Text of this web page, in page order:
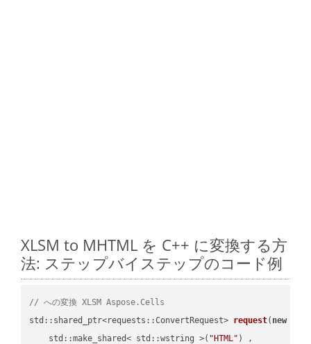
XLSM to MHTML を C++ に変換する方
法: ステップバイステップのコード例
// への変換 XLSM Aspose.Cells
std::shared_ptr<requests::ConvertRequest> request( new
    std::make_shared< std::wstring >(
"HTML" ) ,